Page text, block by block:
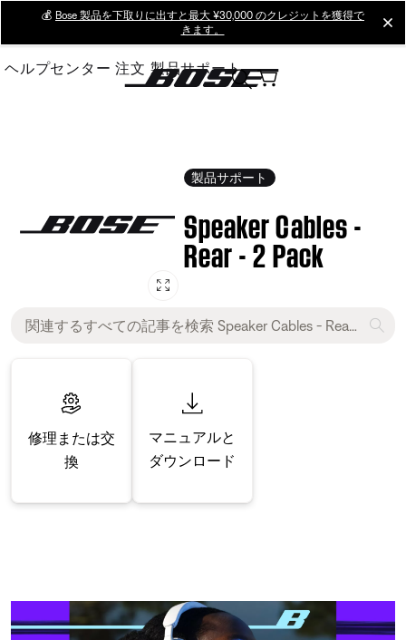
Main
💰 Bose 製品を下取りに出すと最大 ¥30,000 のクレジットを獲得で
きます。
ヘルプセンター 注文 製品サポート
製品サポート
Speaker Cables -
Rear - 2 Pack
修理または交
換
マニュアルと
ダウンロード